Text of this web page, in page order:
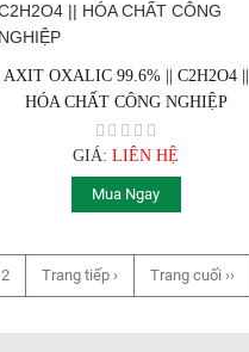
AXIT OXALIC 99.6% || C2H2O4 ||
HÓA CHẤT CÔNG NGHIỆP
GIÁ:LIÊN HỆ
Mua Ngay
2 Trang tiếp › Trang cuối ››